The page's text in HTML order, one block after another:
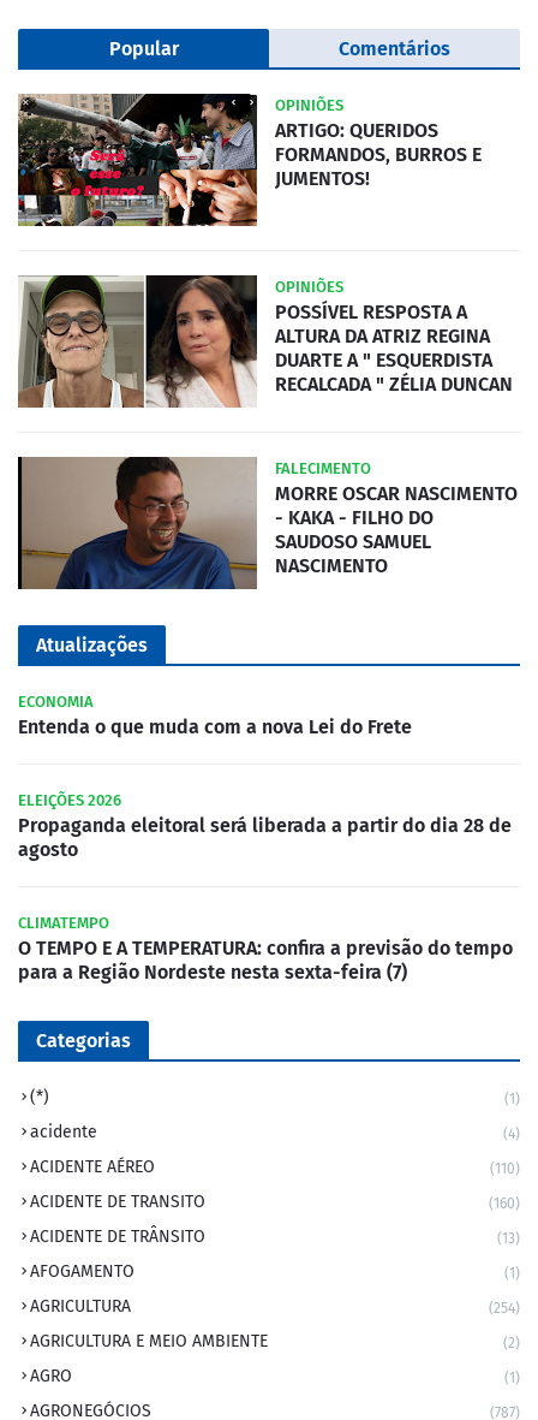
Popular Comentários
OPINIÕES
ARTIGO: QUERIDOS
FORMANDOS, BURROS E
JUMENTOS!
OPINIÕES
POSSÍVEL RESPOSTA A
ALTURA DA ATRIZ REGINA
DUARTE A " ESQUERDISTA
RECALCADA " ZÉLIA DUNCAN
FALECIMENTO
MORRE OSCAR NASCIMENTO
- KAKA - FILHO DO
SAUDOSO SAMUEL
NASCIMENTO
Atualizações
ECONOMIA
Entenda o que muda com a nova Lei do Frete
ELEIÇÕES 2026
Propaganda eleitoral será liberada a partir do dia 28 de
agosto
CLIMATEMPO
O TEMPO E A TEMPERATURA: confira a previsão do tempo
para a Região Nordeste nesta sexta-feira (7)
Categorias
(*) (1)
acidente (4)
ACIDENTE AÉREO (110)
ACIDENTE DE TRANSITO (160)
ACIDENTE DE TRÂNSITO (13)
AFOGAMENTO (1)
AGRICULTURA (254)
AGRICULTURA E MEIO AMBIENTE (2)
AGRO (1)
AGRONEGÓCIOS (787)